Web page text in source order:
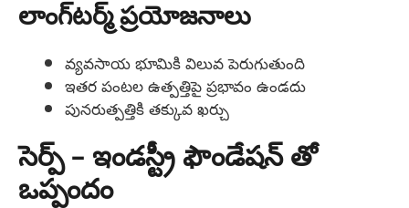
లాంగ్‌టర్మ్ ప్రయోజనాలు
వ్యవసాయ భూమికి విలువ పెరుగుతుంది
ఇతర పంటల ఉత్పత్తిపై ప్రభావం ఉండదు
పునరుత్పత్తికి తక్కువ ఖర్చు
సెర్ప్ – ఇండస్ట్రీ ఫౌండేషన్ తో
ఒప్పందం